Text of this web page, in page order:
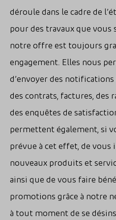
déroule dans le cadre de
pour des travaux que
notre offre est toujours
engagement. Elles nous
d’envoyer des
des contrats, factures, des
des enquêtes de
permettent également, si
prévue à cet effet, de vous
nouveaux produits et
ainsi que de vous faire
promotions grâce à notre
à tout moment de se